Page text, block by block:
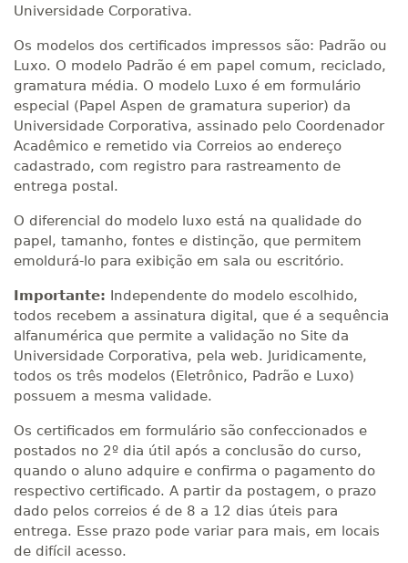
Universidade Corporativa.
Os modelos dos certificados impressos são: Padrão ou
Luxo. O modelo Padrão é em papel comum, reciclado,
gramatura média. O modelo Luxo é em formulário
especial (Papel Aspen de gramatura superior) da
Universidade Corporativa, assinado pelo Coordenador
Acadêmico e remetido via Correios ao endereço
cadastrado, com registro para rastreamento de
entrega postal.
O diferencial do modelo luxo está na qualidade do
papel, tamanho, fontes e distinção, que permitem
emoldurá-lo para exibição em sala ou escritório.
Importante: Independente do modelo escolhido,
todos recebem a assinatura digital, que é a sequência
alfanumérica que permite a validação no Site da
Universidade Corporativa, pela web. Juridicamente,
todos os três modelos (Eletrônico, Padrão e Luxo)
possuem a mesma validade.
Os certificados em formulário são confeccionados e
postados no 2º dia útil após a conclusão do curso,
quando o aluno adquire e confirma o pagamento do
respectivo certificado. A partir da postagem, o prazo
dado pelos correios é de 8 a 12 dias úteis para
entrega. Esse prazo pode variar para mais, em locais
de difícil acesso.